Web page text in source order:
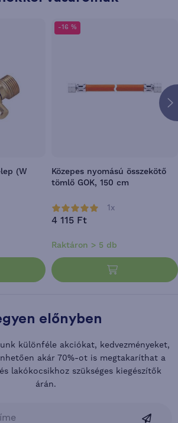
(W
-16 %
Közepes nyomású összekötő
tömlő GOK, 150 cm
1x
4 115 Ft
Raktáron > 5 db
előnyben
különféle akciókat, kedvezményeket,
akár 70%-ot is megtakaríthat a
lakókocsikhoz szükséges kiegészítők
árán.